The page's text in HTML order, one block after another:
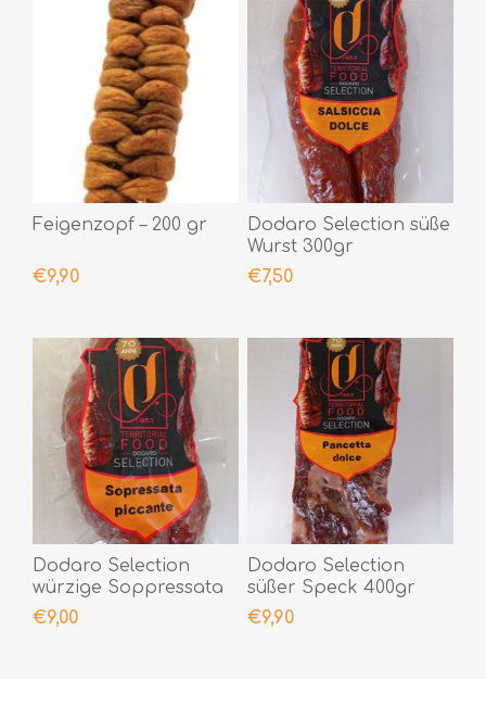
Feigenzopf – 200 gr
€9,90
Dodaro Selection süße
Wurst 300gr
€7,50
Dodaro Selection
würzige Soppressata
300gr
€9,00
Dodaro Selection
süßer Speck 400gr
€9,90